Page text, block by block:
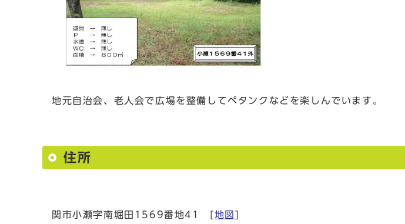
地元自治会、老人会で広場を整備してペタンクなどを楽しんでいます。
住所
関市小瀬字南堀田1569番地41 [地図]